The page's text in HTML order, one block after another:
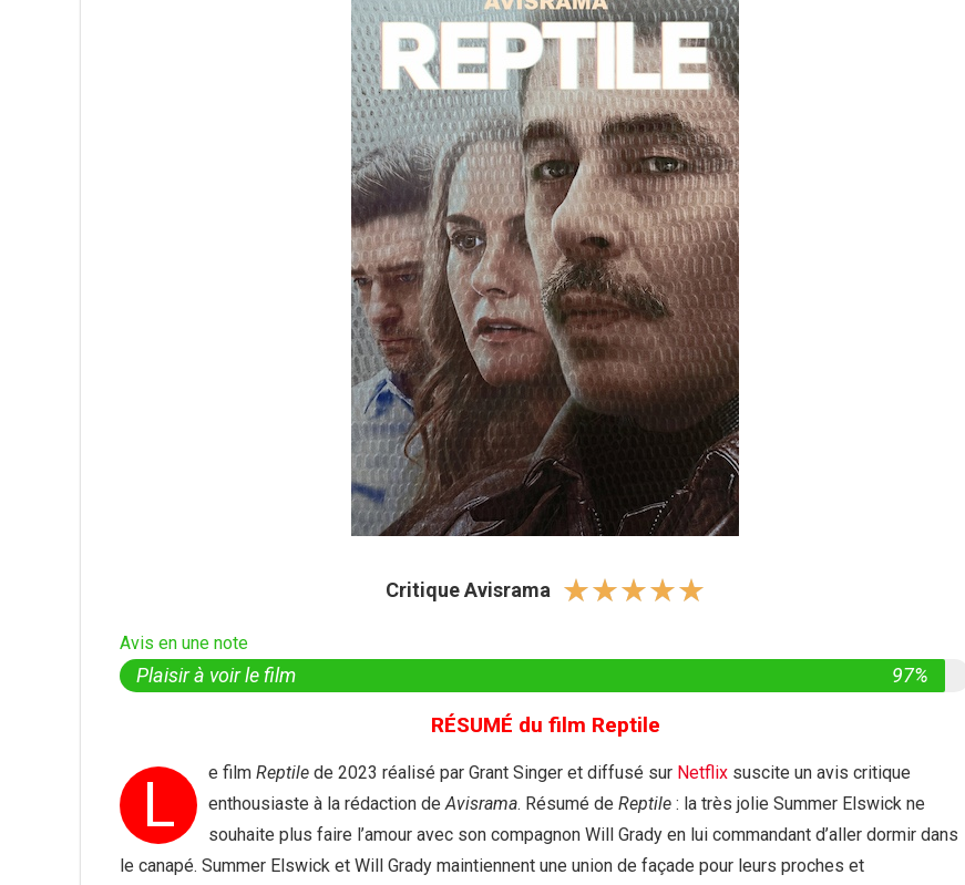
Critique Avisrama ☆☆☆☆☆
Avis en une note
Plaisir à voir le film 97%
RÉSUMÉ du film Reptile
L e film Reptile de 2023 réalisé par Grant Singer et diffusé sur Netflix suscite un avis critique
enthousiaste à la rédaction deAvisrama. Résumé de Reptile : la très jolie Summer Elswick ne
souhaite plus faire l’amour avec son compagnon Will Grady en lui commandant d’aller dormir dans
le canapé. Summer Elswick et Will Grady maintiennent une union de façade pour leurs proches et